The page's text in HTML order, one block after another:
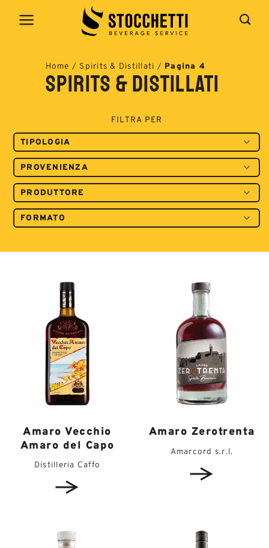
Home / Spirits & Distillati / Pagina 4
Spirits & Distillati
FILTRA PER
TIPOLOGIA
PROVENIENZA
PRODUTTORE
FORMATO
Amaro Vecchio
Amaro del Capo
Distilleria Caffo
Amaro Zerotrenta
Amarcord s.r.l.